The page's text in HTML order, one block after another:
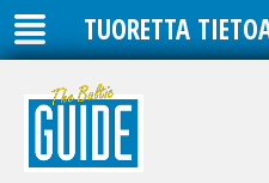
TUORETTA